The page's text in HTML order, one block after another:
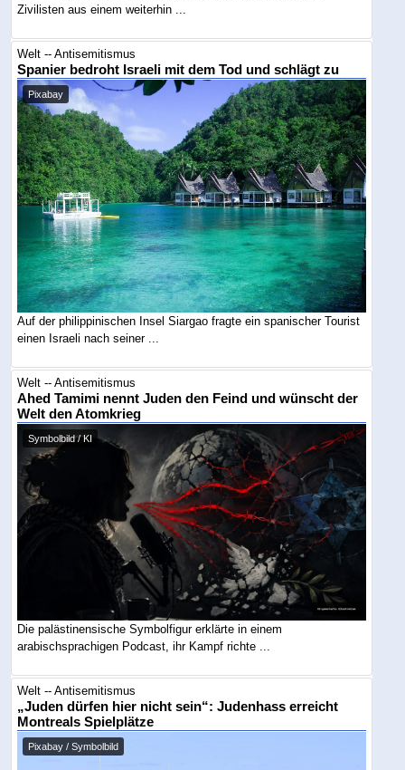
Zivilisten aus einem weiterhin ...
Welt -- Antisemitismus
Spanier bedroht Israeli mit dem Tod und schlägt zu
Pixabay
Auf der philippinischen Insel Siargao fragte ein spanischer Tourist
einen Israeli nach seiner ...
Welt -- Antisemitismus
Ahed Tamimi nennt Juden den Feind und wünscht der
Welt den Atomkrieg
Symbolbild / KI
Die palästinensische Symbolfigur erklärte in einem
arabischsprachigen Podcast, ihr Kampf richte ...
Welt -- Antisemitismus
„Juden dürfen hier nicht sein“: Judenhass erreicht
Montreals Spielplätze
Pixabay / Symbolbild